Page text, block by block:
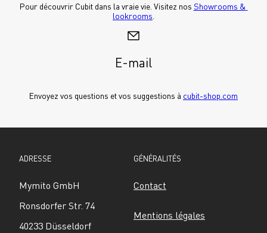
Pour découvrir Cubit dans la vraie vie. Visitez nos Showrooms &
lookrooms
E-mail
Envoyez vos questions et vos suggestions à cubit-shop.com
ADRESSE
Mymito GmbH
Ronsdorfer Str. 74
40233 Düsseldorf
GÉNÉRALITÉS
Contact
Mentions légales